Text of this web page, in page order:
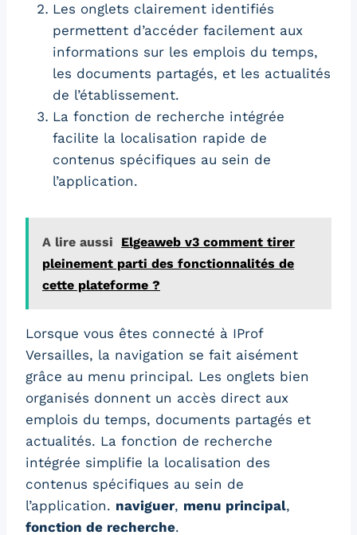
Les onglets clairement identifiés
permettent d’accéder facilement aux
informations sur les emplois du temps,
les documents partagés, et les actualités
de l’établissement.
La fonction de recherche intégrée
facilite la localisation rapide de
contenus spécifiques au sein de
l’application.
A lire aussi
Elgeaweb v3 comment tirer
pleinement parti des fonctionnalités de
cette plateforme ?
Lorsque vous êtes connecté à IProf
Versailles, la navigation se fait aisément
grâce au menu principal. Les onglets bien
organisés donnent un accès direct aux
emplois du temps, documents partagés et
actualités. La fonction de recherche
intégrée simplifie la localisation des
contenus spécifiques au sein de
l’application. naviguer, menu principal,
fonction de recherche.